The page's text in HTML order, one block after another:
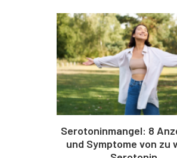
Serotoninmangel: 8
und Symptome von zu